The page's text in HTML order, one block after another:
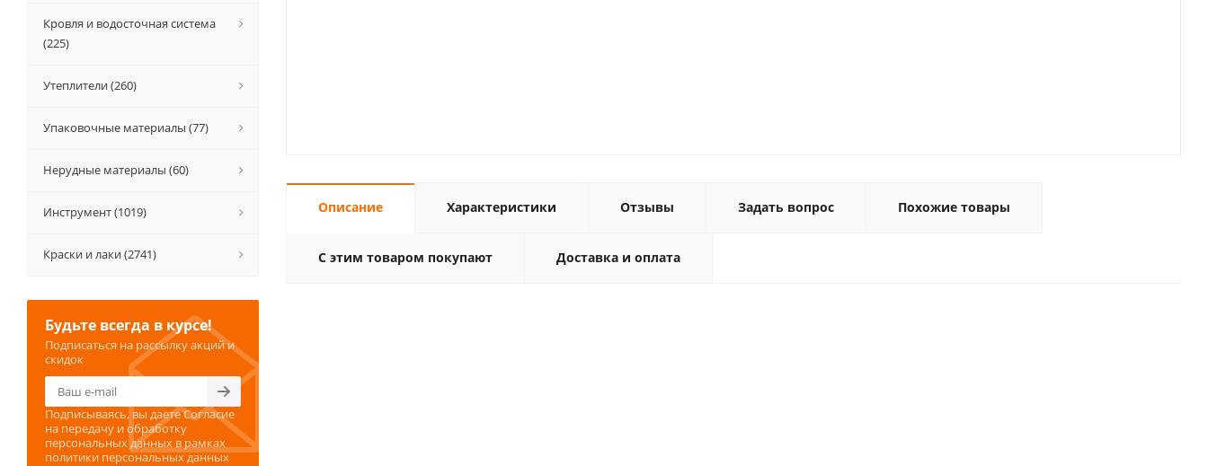
Описание Характеристики Отзывы Задать вопрос Похожие товары
С этим товаром покупают Доставка и оплата
Кровля и водосточная система
(225)
Утеплители (260)
Упаковочные материалы (77)
Нерудные материалы (60)
Инструмент (1019)
Краски и лаки (2741)
Будьте всегда в курсе!
Подписаться на рассылку акций и
скидок
Подписываясь, вы даетеСогласие
на передачу и обработку
персональных данных в рамках
политики персональных данных